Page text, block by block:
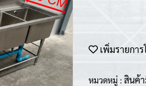
เพิ่มรายกา
หมวดหมู่ : สินค้